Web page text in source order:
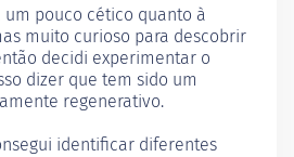
um pouco cético quanto à
muito curioso para descobrir
decidi experimentar o
dizer que tem sido um
regenerativo.
identificar diferentes